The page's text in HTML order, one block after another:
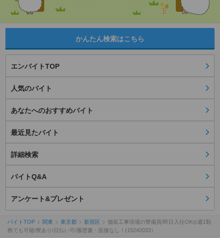
かんたん検索はこちら
エンバイトTOP
人気のバイト
あなたへのおすすめバイト
最近見たバイト
詳細検索
バイトQ&A
アンケート&プレゼント
バイトTOP 関東 東京都 新宿区
舗装工事現場の警備員/即日入社OK◎週1勤
務でも可能/寮あり/日払い可/履歴書・面接なし！(15242033）